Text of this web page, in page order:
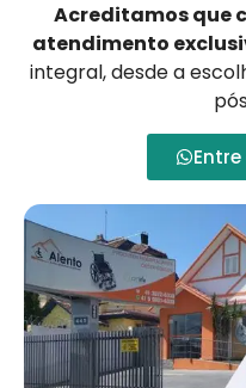
Acreditamos que
atendimento
integral, desde a